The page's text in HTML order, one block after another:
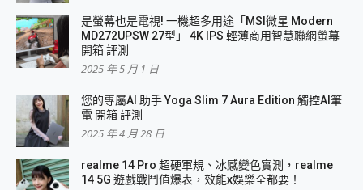
是螢幕也是電視! 一機超多用途「MSI微星 Modern
MD272UPSW 27型」 4K IPS 輕薄商用智慧聯網螢幕
開箱 評測
2025 年 5 月 1 日
您的專屬AI 助手 Yoga Slim 7 Aura Edition 觸控AI筆
電 開箱 評測
2025 年 4 月 28 日
realme 14 Pro 超硬軍規、冰感變色實測，realme
14 5G 遊戲戰鬥值爆表，效能x娛樂全都要！